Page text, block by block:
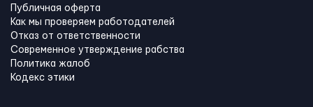
Публичная оферта
Как мы проверяем работодателей
Отказ от ответственности
Современное утверждение рабства
Политика жалоб
Кодекс этики